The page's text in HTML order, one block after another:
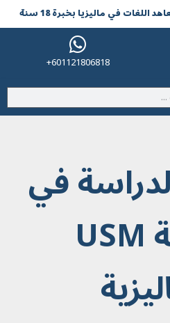
في مالیزیا بخبرة 18 سنة
601121806818+
في
جامعة USM